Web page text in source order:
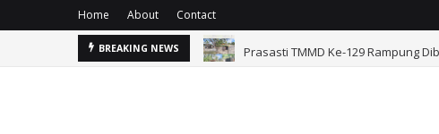
Home About Contact
BREAKING NEWS Prasasti TMMD Ke-129 Rampung